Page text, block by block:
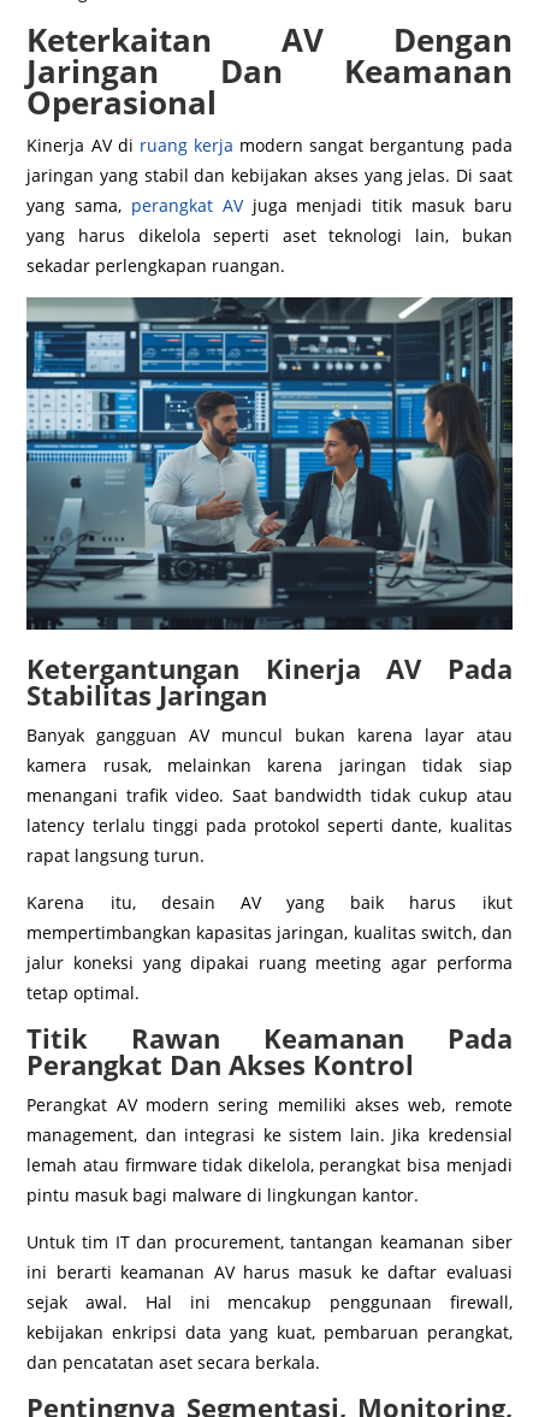
Keterkaitan AV Dengan
Jaringan Dan Keamanan
Operasional
Kinerja AV di ruang kerja modern sangat bergantung pada
jaringan yang stabil dan kebijakan akses yang jelas. Di saat
yang sama, perangkat AVjuga menjadi titik masuk baru
yang harus dikelola seperti aset teknologi lain, bukan
sekadar perlengkapan ruangan.
Ketergantungan Kinerja AV Pada
Stabilitas Jaringan
Banyak gangguan AV muncul bukan karena layar atau
kamera rusak, melainkan karena jaringan tidak siap
menangani trafik video. Saat bandwidth tidak cukup atau
latency terlalu tinggi pada protokol seperti dante, kualitas
rapat langsung turun.
Karena itu, desain AV yang baik harus ikut
mempertimbangkan kapasitas jaringan, kualitas switch, dan
jalur koneksi yang dipakai ruang meeting agar performa
tetap optimal.
Titik Rawan Keamanan Pada
Perangkat Dan Akses Kontrol
Perangkat AV modern sering memiliki akses web, remote
management, dan integrasi ke sistem lain. Jika kredensial
lemah atau firmware tidak dikelola, perangkat bisa menjadi
pintu masuk bagi malware di lingkungan kantor.
Untuk tim IT dan procurement, tantangan keamanan siber
ini berarti keamanan AV harus masuk ke daftar evaluasi
sejak awal. Hal ini mencakup penggunaan firewall,
kebijakan enkripsi data yang kuat, pembaruan perangkat,
dan pencatatan aset secara berkala.
Pentingnya Segmentasi, Monitoring,